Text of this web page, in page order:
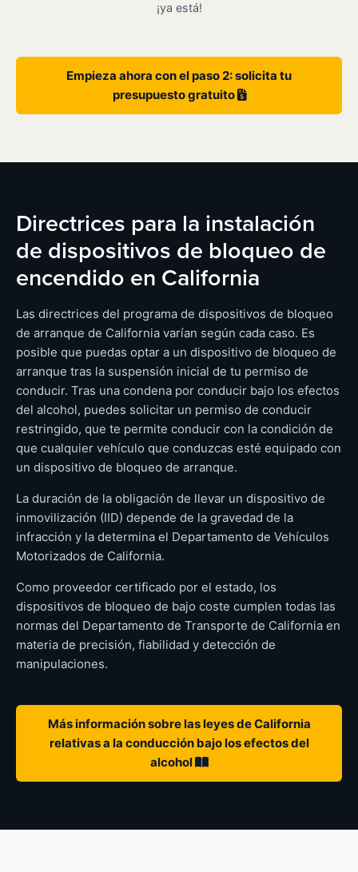
¡ya está!
Empieza ahora con el paso 2: solicita tu
presupuesto gratuito
Directrices para la instalación
de dispositivos de bloqueo de
encendido en California
Las directrices del programa de dispositivos de bloqueo
de arranque de California varían según cada caso. Es
posible que puedas optar a un dispositivo de bloqueo de
arranque tras la suspensión inicial de tu permiso de
conducir. Tras una condena por conducir bajo los efectos
del alcohol, puedes solicitar un permiso de conducir
restringido, que te permite conducir con la condición de
que cualquier vehículo que conduzcas esté equipado con
un dispositivo de bloqueo de arranque.
La duración de la obligación de llevar un dispositivo de
inmovilización (IID) depende de la gravedad de la
infracción y la determina el Departamento de Vehículos
Motorizados de California.
Como proveedor certificado por el estado, los
dispositivos de bloqueo de bajo coste cumplen todas las
normas del Departamento de Transporte de California en
materia de precisión, fiabilidad y detección de
manipulaciones.
Más información sobre las leyes de California
relativas a la conducción bajo los efectos del
alcohol